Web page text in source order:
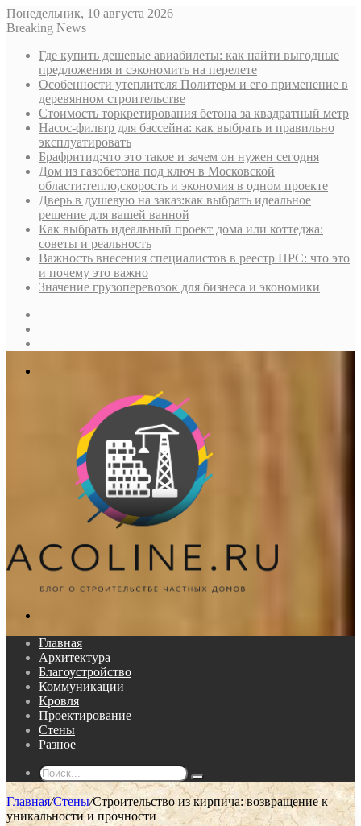
Понедельник, 10 августа 2026
Breaking News
Где купить дешевые авиабилеты: как найти выгодные
предложения и сэкономить на перелете
Особенности утеплителя Политерм и его применение в
деревянном строительстве
Стоимость торкретирования бетона за квадратный метр
Насос-фильтр для бассейна: как выбрать и правильно
эксплуатировать
Брафритид:что это такое и зачем он нужен сегодня
Дом из газобетона под ключ в Московской
области:тепло,скорость и экономия в одном проекте
Дверь в душевую на заказ:как выбрать идеальное
решение для вашей ванной
Как выбрать идеальный проект дома или коттеджа:
советы и реальность
Важность внесения специалистов в реестр НРС: что это
и почему это важно
Значение грузоперевозок для бизнеса и экономики
Главная
Архитектура
Благоустройство
Коммуникации
Кровля
Проектирование
Стены
Разное
Поиск...
Главная/Стены/Строительство из кирпича: возвращение к
уникальности и прочности